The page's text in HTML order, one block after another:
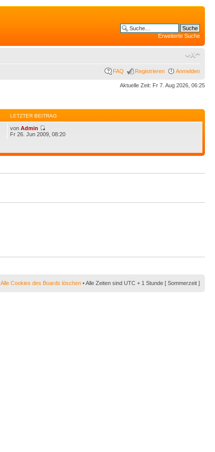
Erweiterte Suche
FAQ Registrieren Anmelden
Aktuelle Zeit: Fr 7. Aug 2026, 06:25
LETZTER BEITRAG
vonAdmin
Fr 26. Jun 2009, 08:20
Alle Cookies des Boards löschen • Alle Zeiten sind UTC + 1 Stunde [ Sommerzeit ]